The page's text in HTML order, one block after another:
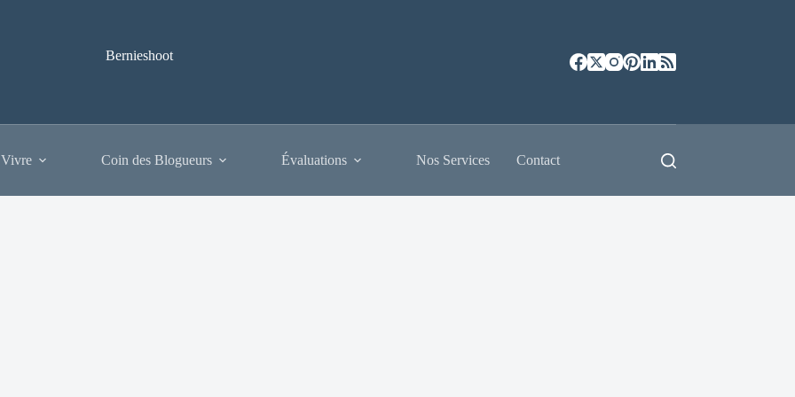
Bernieshoot
Coin des Blogueurs Évaluations Nos Services Contact